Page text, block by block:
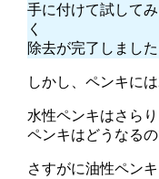
手に付けて試して
く
除去が完了しまし
しかし、ペンキに
水性ペンキはさら
ペンキはどうなる
さすがに油性ペン